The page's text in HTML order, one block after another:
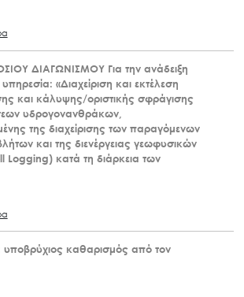
ΔΙΑΓΩΝΙΣΜΟΥ Για την ανάδειξη
«Διαχείριση και εκτέλεση
και κάλυψης/οριστικής σφράγισης
υδρογονανθράκων,
της διαχείρισης των παραγόμενων
και της διενέργειας γεωφυσικών
κατά τη διάρκεια των
υποβρύχιος καθαρισμός από τον